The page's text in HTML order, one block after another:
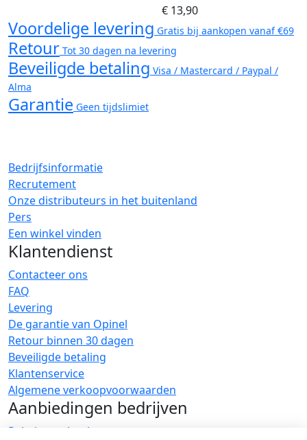
€ 13,90
Voordelige levering Gratis bij aankopen vanaf €69
Retour Tot 30 dagen na levering
Beveiligde betaling Visa / Mastercard / Paypal /
Alma
Garantie Geen tijdslimiet
Bedrijfsinformatie
Recrutement
Onze distributeurs in het buitenland
Pers
Een winkel vinden
Klantendienst
Contacteer ons
FAQ
Levering
De garantie van Opinel
Retour binnen 30 dagen
Beveiligde betaling
Klantenservice
Algemene verkoopvoorwaarden
Aanbiedingen bedrijven
Relatiegeschenken